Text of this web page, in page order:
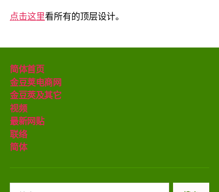
点击这里看所有的顶层设计。
简体首页
金豆荚电商网
金豆莢及其它
视频
最新网贴
联络
简体